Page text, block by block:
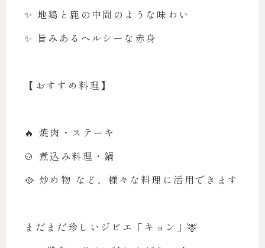
✨ 地鶏と鹿の中間のような味わい
✨ 旨みあるヘルシーな赤身
【おすすめ料理】
🔥 焼肉・ステーキ
🍲 煮込み料理・鍋
🥘 炒め物 など、様々な料理に活用できます
まだまだ珍しいジビエ「キョン」🦌